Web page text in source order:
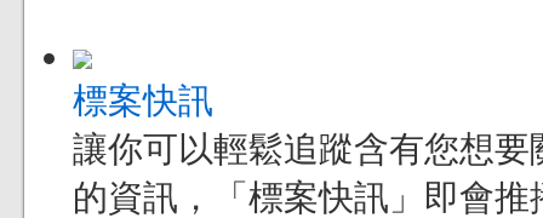
標案快訊
讓你可以輕鬆追蹤含有您想
的資訊，「標案快訊」即會推